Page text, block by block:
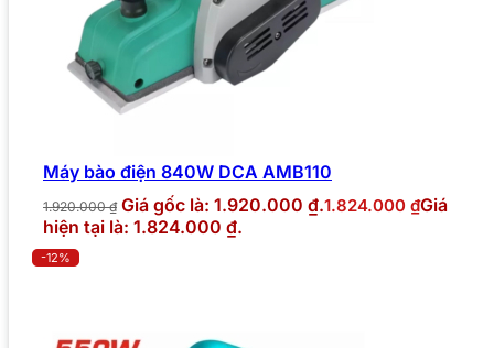
Máy bào điện 840W DCA AMB110
1.920.000₫ Giá gốc là: 1.920.000 ₫.1.824.000 ₫Giá
hiện tại là: 1.824.000 ₫.
-12%